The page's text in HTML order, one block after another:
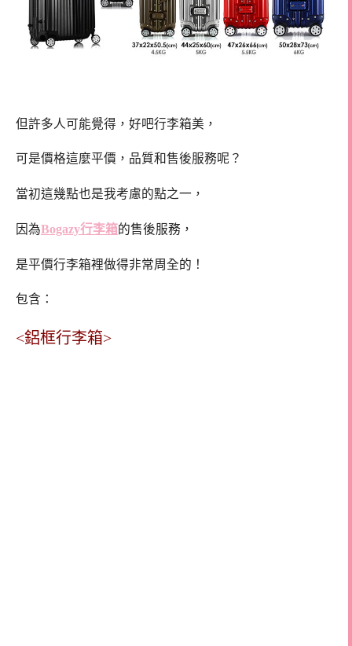
但許多人可能覺得，好吧行李箱美，
可是價格這麼平價，品質和售後服務呢？
當初這幾點也是我考慮的點之一，
因為Bogazy行李箱的售後服務，
是平價行李箱裡做得非常周全的！
包含：
<鋁框行李箱>